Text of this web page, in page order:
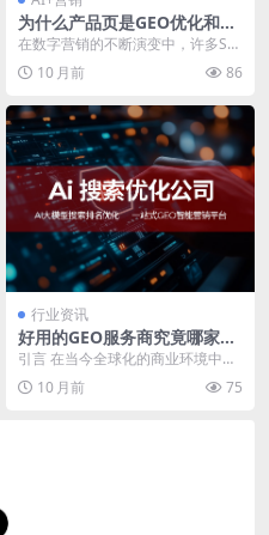
为什么产品页是GEO优化和SE
O优化工作的核心
在数字营销的不断演变中，许多SE
O从业者仍然习惯于将重心放在海
量博客内容的创建上...
10 月前 86
行业资讯
好用的GEO服务商究竟哪家
强？这些要点揭秘！
引言 在当今全球化的商业环境中，
GEO（Generative Engine Op...
10 月前 75